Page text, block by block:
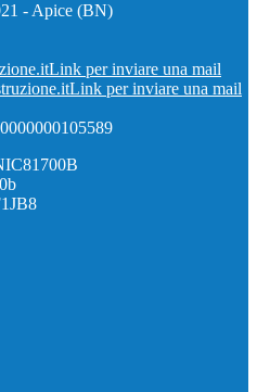
- Apice (BN)
Link per inviare una mail
Link per inviare una mail